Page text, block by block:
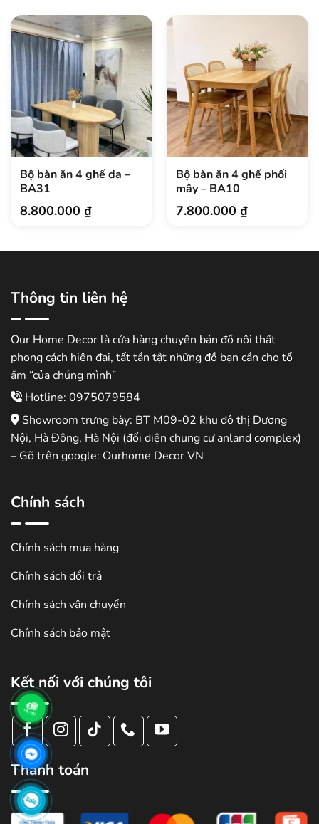
Bộ bàn ăn 4 ghế da –
BA31
8.800.000₫
Bộ bàn ăn 4 ghế phối
mây – BA10
7.800.000₫
Thông tin liên hệ
Our Home Decor là cửa hàng chuyên bán đồ nội thất
phong cách hiện đại, tất tần tật những đồ bạn cần cho tổ
ẩm “của chúng mình”
Hotline: 0975079584
Showroom trưng bày: BT M09-02 khu đô thị Dương
Nội, Hà Đông, Hà Nội (đối diện chung cư anland complex)
– Gõ trên google: Ourhome Decor VN
Chính sách
Chính sách mua hàng
Chính sách đổi trả
Chính sách vận chuyển
Chính sách bảo mật
Kết nối với chúng tôi
Thanh toán